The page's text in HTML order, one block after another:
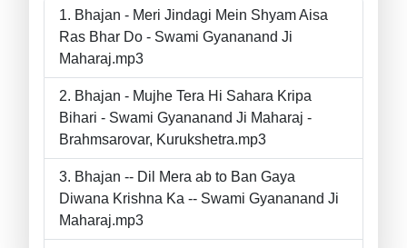
Bhajan - Meri Jindagi Mein Shyam Aisa
Ras Bhar Do - Swami Gyananand Ji
Maharaj.mp3
Bhajan - Mujhe Tera Hi Sahara Kripa
Bihari - Swami Gyananand Ji Maharaj -
Brahmsarovar, Kurukshetra.mp3
Bhajan -- Dil Mera ab to Ban Gaya
Diwana Krishna Ka -- Swami Gyananand Ji
Maharaj.mp3